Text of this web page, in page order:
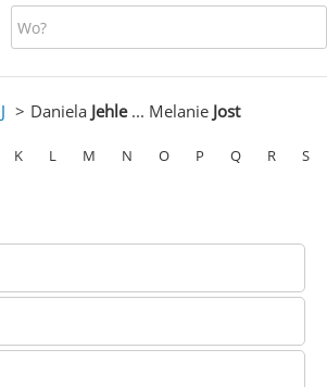
Daniela Jehle... Melanie Jost
K L M N O P Q R S